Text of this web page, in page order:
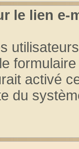
le lien e-
activé
du